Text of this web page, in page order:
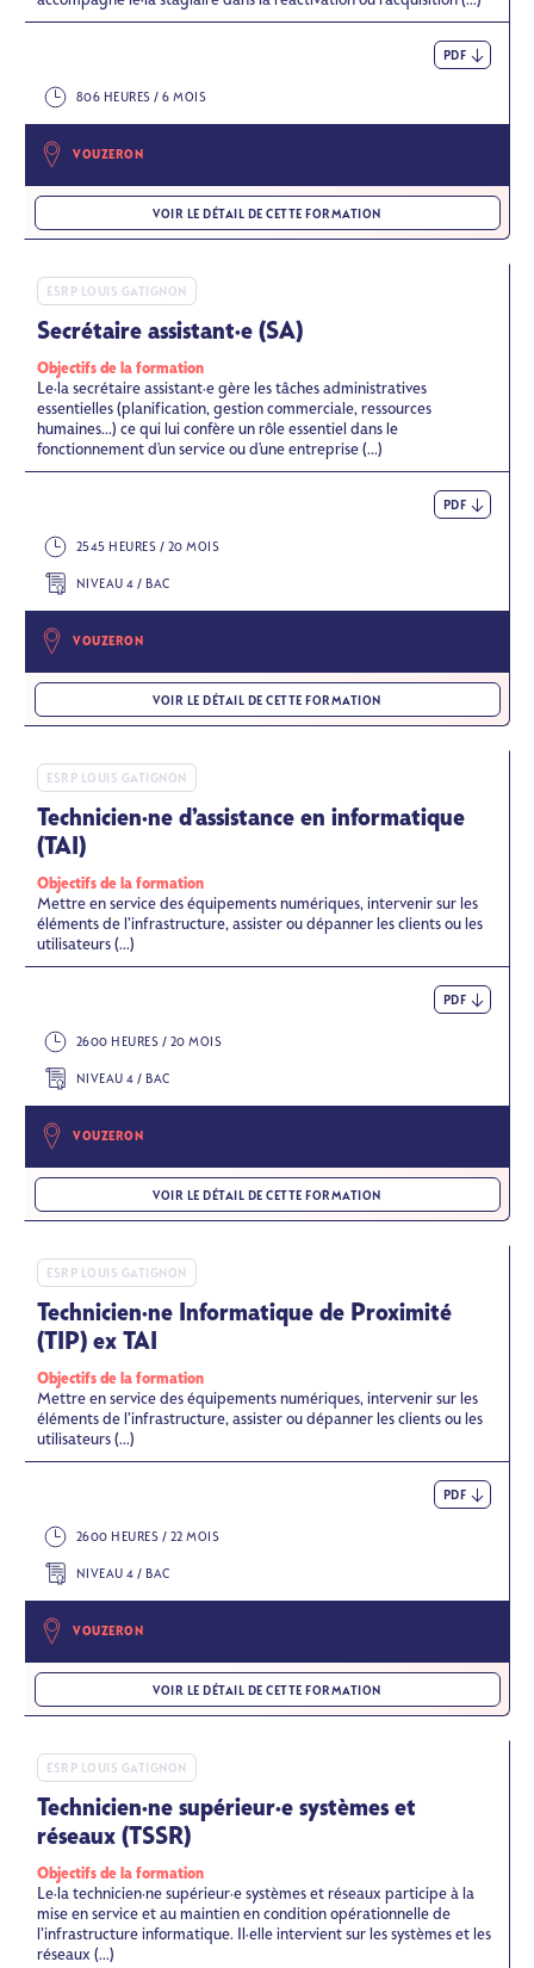
PDF
806 HEURES / 6 MOIS
VOUZERON
VOIR LE DÉTAIL DE CETTE FORMATION
ESRP LOUIS GATIGNON
Secrétaire assistant·e (SA)
Objectifs de la formation
Le·la secrétaire assistant·e gère les tâches administratives
essentielles (planification, gestion commerciale, ressources
humaines...) ce qui lui confère un rôle essentiel dans le
fonctionnement d'un service ou d'une entreprise (...)
PDF
2545 HEURES / 20 MOIS
NIVEAU 4 / BAC
VOUZERON
VOIR LE DÉTAIL DE CETTE FORMATION
ESRP LOUIS GATIGNON
Technicien·ne d’assistance en informatique
(TAI)
Objectifs de la formation
Mettre en service des équipements numériques, intervenir sur les
éléments de l’infrastructure, assister ou dépanner les clients ou les
utilisateurs (...)
PDF
2600 HEURES / 20 MOIS
NIVEAU 4 / BAC
VOUZERON
VOIR LE DÉTAIL DE CETTE FORMATION
ESRP LOUIS GATIGNON
Technicien·ne Informatique de Proximité
(TIP) ex TAI
Objectifs de la formation
Mettre en service des équipements numériques, intervenir sur les
éléments de l’infrastructure, assister ou dépanner les clients ou les
utilisateurs (...)
PDF
2600 HEURES / 22 MOIS
NIVEAU 4 / BAC
VOUZERON
VOIR LE DÉTAIL DE CETTE FORMATION
ESRP LOUIS GATIGNON
Technicien·ne supérieur·e systèmes et
réseaux (TSSR)
Objectifs de la formation
Le·la technicien·ne supérieur·e systèmes et réseaux participe à la
mise en service et au maintien en condition opérationnelle de
l’infrastructure informatique. Il·elle intervient sur les systèmes et les
réseaux (...)